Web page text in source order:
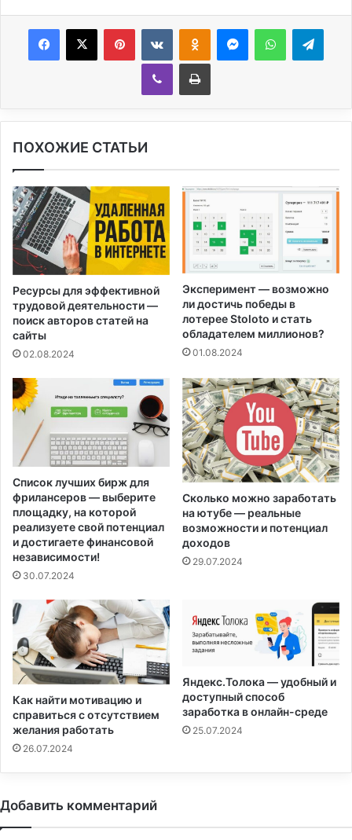
ПОХОЖИЕ СТАТЬИ
Ресурсы для эффективной
трудовой деятельности —
поиск авторов статей на
сайты
02.08.2024
Эксперимент — возможно
ли достичь победы в
лотерее Stoloto и стать
обладателем миллионов?
01.08.2024
Список лучших бирж для
фрилансеров — выберите
площадку, на которой
реализуете свой потенциал
и достигаете финансовой
независимости!
30.07.2024
Сколько можно заработать
на ютубе — реальные
возможности и потенциал
доходов
29.07.2024
Как найти мотивацию и
справиться с отсутствием
желания работать
26.07.2024
Яндекс.Толока — удобный и
доступный способ
заработка в онлайн-среде
25.07.2024
Добавить комментарий